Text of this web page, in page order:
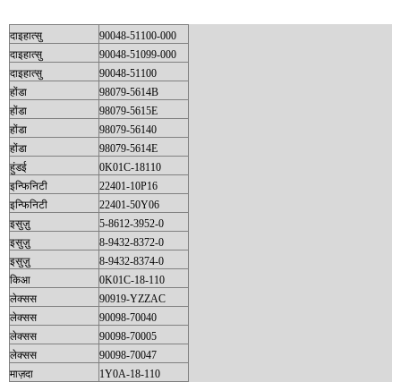
दाइहात्सु
90048-51100-000
दाइहात्सु
90048-51099-000
दाइहात्सु
90048-51100
होंडा
98079-5614B
होंडा
98079-5615E
होंडा
98079-56140
होंडा
98079-5614E
हुंडई
0K01C-18110
इन्फिनिटी
22401-10P16
इन्फिनिटी
22401-50Y06
इसुज़ु
5-8612-3952-0
इसुज़ु
8-9432-8372-0
इसुज़ु
8-9432-8374-0
किआ
0K01C-18-110
लेक्सस
90919-YZZAC
लेक्सस
90098-70040
लेक्सस
90098-70005
लेक्सस
90098-70047
माज़दा
1Y0A-18-110